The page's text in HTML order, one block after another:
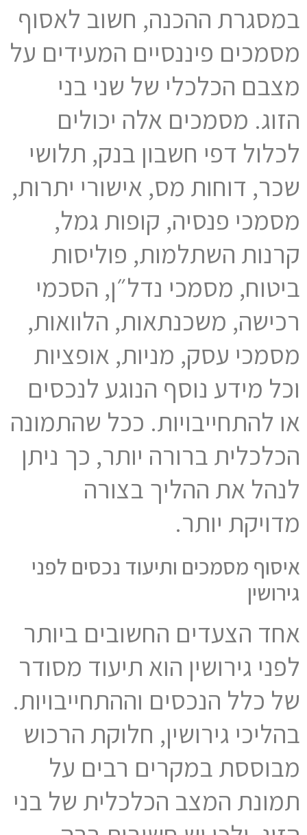
במסגרת ההכנה, חשוב לאסוף
מסמכים פיננסיים המעידים על
מצבם הכלכלי של שני בני
הזוג. מסמכים אלה יכולים
לכלול דפי חשבון בנק, תלושי
שכר, דוחות מס, אישורי יתרות,
מסמכי פנסיה, קופות גמל,
קרנות השתלמות, פוליסות
ביטוח, מסמכי נדל״ן, הסכמי
רכישה, משכנתאות, הלוואות,
מסמכי עסק, מניות, אופציות
וכל מידע נוסף הנוגע לנכסים
או להתחייבויות. ככל שהתמונה
הכלכלית ברורה יותר, כך ניתן
לנהל את ההליך בצורה
מדויקת יותר.
איסוף מסמכים ותיעוד נכסים לפני
גירושין
אחד הצעדים החשובים ביותר
לפני גירושין הוא תיעוד מסודר
של כלל הנכסים וההתחייבויות.
בהליכי גירושין, חלוקת הרכוש
מבוססת במקרים רבים על
תמונת המצב הכלכלית של בני